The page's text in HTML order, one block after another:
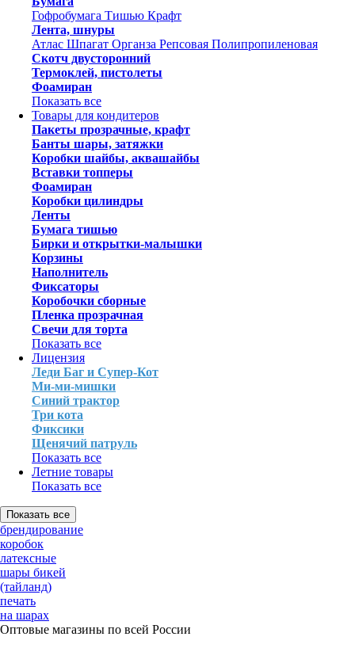
Гофробумага Тишью Крафт
Лента, шнуры
Атлас Шпагат Органза Репсовая Полипропиленовая
Скотч двусторонний
Термоклей, пистолеты
Фоамиран
Показать все
Товары для кондитеров
Пакеты прозрачные, крафт
Банты шары, затяжки
Коробки шайбы, аквашайбы
Вставки топперы
Фоамиран
Коробки цилиндры
Ленты
Бумага тишью
Бирки и открытки-малышки
Корзины
Наполнитель
Фиксаторы
Коробочки сборные
Пленка прозрачная
Свечи для торта
Показать все
Лицензия
Леди Баг и Супер-Кот
Ми-ми-мишки
Синий трактор
Три кота
Фиксики
Щенячий патруль
Показать все
Летние товары
Показать все
Показать все
брендирование
коробок
латексные
шары бикей
(тайланд)
печать
на шарах
Оптовые магазины по всей России